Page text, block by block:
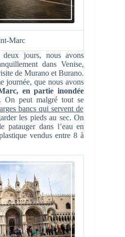
Marc
jours, nous avons
dans Venise,
de Murano et Burano.
journée, que nous avons
en partie inondée
On peut malgré tout se
bancs qui servent de
les pieds au sec. On
patauger dans l’eau en
vendus entre 8 à